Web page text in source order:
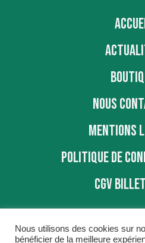
NOUS
MENTIONS
POLITIQUE DE
CGV
Nous utilisons des cookies sur
bénéficier de la meilleure